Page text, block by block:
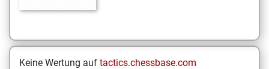
Keine Wertung auf tactics.chessbase.com